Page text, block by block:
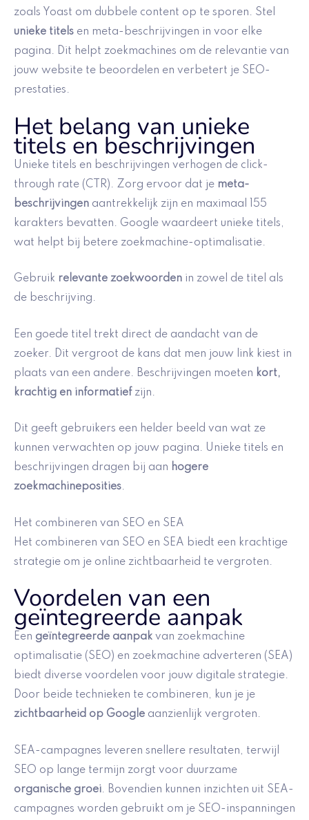
zoals Yoast om dubbele content op te sporen. Stel
unieke titels en meta-beschrijvingen in voor elke
pagina. Dit helpt zoekmachines om de relevantie van
jouw website te beoordelen en verbetert je SEO-
prestaties.
Het belang van unieke
titels en beschrijvingen
Unieke titels en beschrijvingen verhogen de click-
through rate (CTR). Zorg ervoor dat je meta-
beschrijvingen aantrekkelijk zijn en maximaal 155
karakters bevatten. Google waardeert unieke titels,
wat helpt bij betere zoekmachine-optimalisatie.
Gebruik relevante zoekwoorden in zowel de titel als
de beschrijving.
Een goede titel trekt direct de aandacht van de
zoeker. Dit vergroot de kans dat men jouw link kiest in
plaats van een andere. Beschrijvingen moeten kort,
krachtig en informatiefzijn.
Dit geeft gebruikers een helder beeld van wat ze
kunnen verwachten op jouw pagina. Unieke titels en
beschrijvingen dragen bij aan hogere
zoekmachineposities.
Het combineren van SEO en SEA
Het combineren van SEO en SEA biedt een krachtige
strategie om je online zichtbaarheid te vergroten.
Voordelen van een
geïntegreerde aanpak
Een geïntegreerde aanpak van zoekmachine
optimalisatie (SEO) en zoekmachine adverteren (SEA)
biedt diverse voordelen voor jouw digitale strategie.
Door beide technieken te combineren, kun je je
zichtbaarheid op Google aanzienlijk vergroten.
SEA-campagnes leveren snellere resultaten, terwijl
SEO op lange termijn zorgt voor duurzame
organische groei. Bovendien kunnen inzichten uit SEA-
campagnes worden gebruikt om je SEO-inspanningen